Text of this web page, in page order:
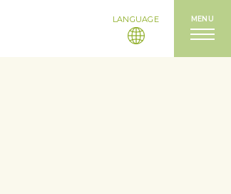
LANGUAGE MENU